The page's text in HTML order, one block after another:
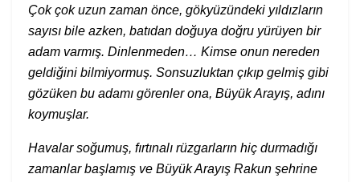
Çok çok uzun zaman önce, gökyüzündeki yıldızların
sayısı bile azken, batıdan doğuya doğru yürüyen bir
adam varmış. Dinlenmeden… Kimse onun nereden
geldiğini bilmiyormuş. Sonsuzluktan çıkıp gelmiş gibi
gözüken bu adamı görenler ona, Büyük Arayış, adını
koymuşlar.
Havalar soğumuş, fırtınalı rüzgarların hiç durmadığı
zamanlar başlamış ve Büyük Arayış Rakun şehrine